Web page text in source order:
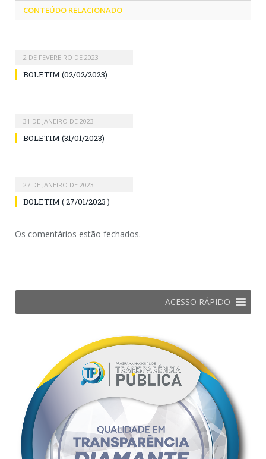
CONTEÚDO RELACIONADO
2 DE FEVEREIRO DE 2023
BOLETIM (02/02/2023)
31 DE JANEIRO DE 2023
BOLETIM (31/01/2023)
27 DE JANEIRO DE 2023
BOLETIM ( 27/01/2023 )
Os comentários estão fechados.
ACESSO RÁPIDO